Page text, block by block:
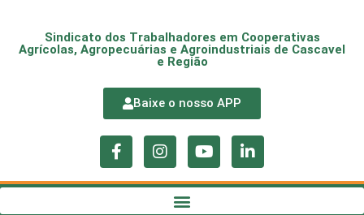
Sindicato dos Trabalhadores em Cooperativas
Agrícolas, Agropecuárias e Agroindustriais de Cascavel
e Região
Baixe o nosso APP